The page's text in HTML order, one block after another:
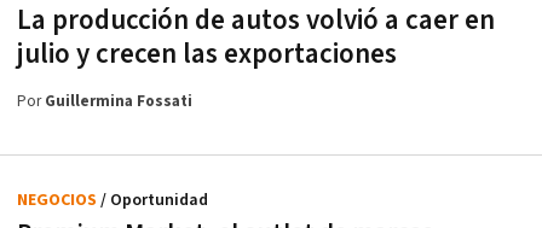
La producción de autos volvió a caer en
julio y crecen las exportaciones
PorGuillermina Fossati
NEGOCIOS / Oportunidad